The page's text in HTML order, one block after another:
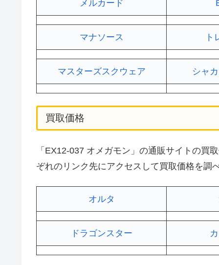
メルカード
マナソース ト
マスターズスクウェア シャ
買取価格
「EX12-037 オメガモン」の通販サイトの買
ぞれのリンク先にアクセスして買取価格を調
オルタ
ドラゴンスター